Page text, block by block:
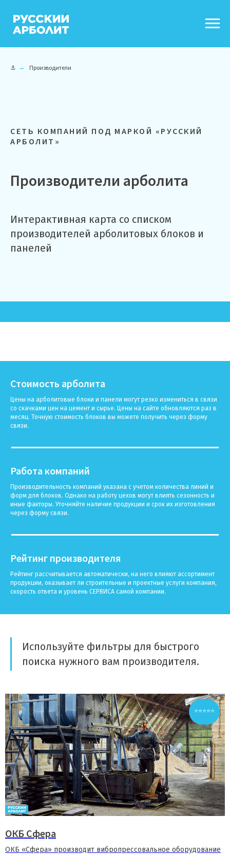
⚓ → Производители
СЕТЬ КОМПАНИЙ ПОД МАРКОЙ «РУССКИЙ
АРБОЛИТ»
Производители арболита
Интерактивная карта со списком
производителей арболитовых блоков и
панелей
Стоимость арболита
Цены на арболитовые блоки и панели могут резко измениться в связи
со скачками цен на цемент и сырье. Цены на сайте обновляются раз в
месяц. Точную стоимость блоков вы можете получить через форму
связи.
Работа компаний
Производительность компаний указана с учетом количества линий и
форм для блоков. Однако на работу цехов могут влиять сезонность и
иные факторы. Уточняйте наличие продукции и срок их изготовления
через форму связи.
Рейтинг производителя
Рейтинг рассчитывается автоматически, на него влияют ассортимент
продукции, оказывает ли строительные и проектные услуги компания,
скорость ответа и уровень СЕРВИСА самой компании.
Используйте фильтры для быстрого
поиска нужного вам производителя.
⭐⭐⭐⭐⭐
ОКБ Сфера
ОКБ «Сфера» производит вибропрессовальное оборудование